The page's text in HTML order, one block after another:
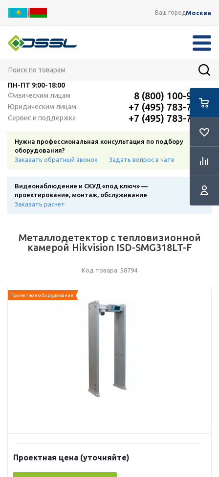
Ваш городМосква
ПН-ПТ 9:00-18:00
Физическим лицам
8 (800) 100-91-12
Юридическим лицам +7 (495) 783-72-87
Сервис и поддержка +7 (495) 783-72-87
Нужна профессиональная консультация по подбору
оборудования?
Заказать обратный звонок
Задать вопрос в чате
Видеонаблюдение и СКУД «под ключ» —
проектирование, монтаж, обслуживание
Заказать расчет
Металлодетектор с тепловизионной
камерой Hikvision ISD-SMG318LT-F
Код товара: 58794
Проектное оборудование
Проектная цена (уточняйте)